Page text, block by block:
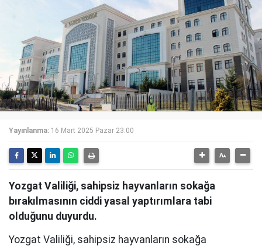
Yayınlanma: 16 Mart 2025 Pazar 23:00
Yozgat Valiliği, sahipsiz hayvanların sokağa
bırakılmasının ciddi yasal yaptırımlara tabi
olduğunu duyurdu.
Yozgat Valiliği, sahipsiz hayvanların sokağa